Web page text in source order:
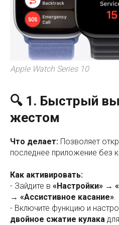
Apple Watch Series 10
🔍 1. Быстрый
жестом
Что делает: Позволяет
последнее приложение без
Как активировать:
- Зайдите в «Настройки» →
→ «Ассистивное касание».
- Включите функцию и
двойное сжатие кулака